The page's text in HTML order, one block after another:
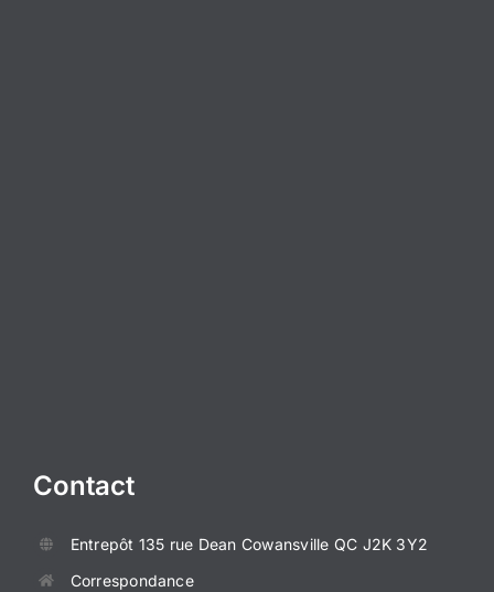
Contact
Entrepôt 135 rue Dean Cowansville QC J2K 3Y2
Correspondance